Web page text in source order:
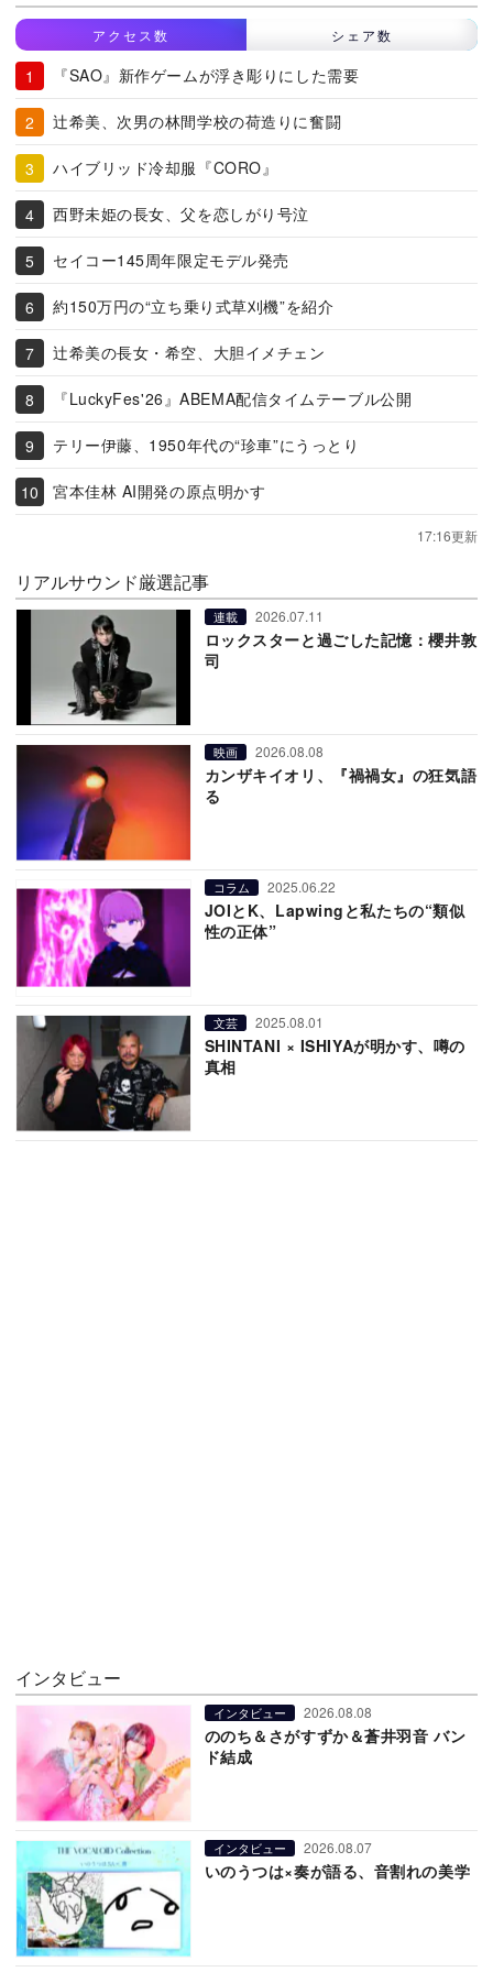
アクセス数 シェア数
『SAO』新作ゲームが浮き彫りにした需要
辻希美、次男の林間学校の荷造りに奮闘
ハイブリッド冷却服『CORO』
西野未姫の長女、父を恋しがり号泣
セイコー145周年限定モデル発売
約150万円の“立ち乗り式草刈機”を紹介
辻希美の長女・希空、大胆イメチェン
『LuckyFes'26』ABEMA配信タイムテーブル公開
テリー伊藤、1950年代の“珍車”にうっとり
宮本佳林 AI開発の原点明かす
17:16更新
リアルサウンド厳選記事
連載 2026.07.11
ロックスターと過ごした記憶：櫻井敦
司
映画 2026.08.08
カンザキイオリ、『禍禍女』の狂気語
る
コラム 2025.06.22
JOIとK、Lapwingと私たちの“類似
性の正体”
文芸 2025.08.01
SHINTANI × ISHIYAが明かす、噂の
真相
インタビュー
インタビュー 2026.08.08
ののち＆さがすずか＆蒼井羽音 バン
ド結成
インタビュー 2026.08.07
いのうつは×奏が語る、音割れの美学